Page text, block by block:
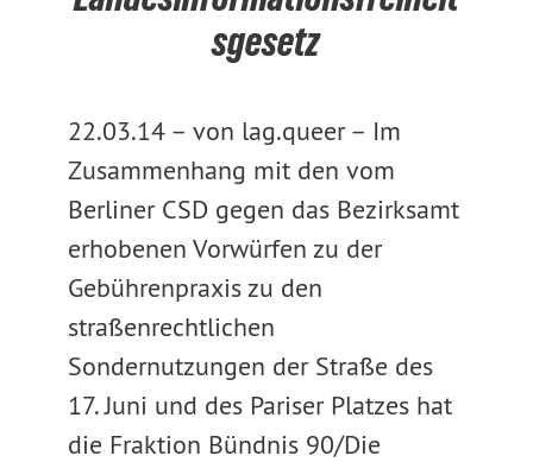
sgesetz
22.03.14 – von lag.queer – Im
Zusammenhang mit den vom
Berliner CSD gegen das Bezirksamt
erhobenen Vorwürfen zu der
Gebührenpraxis zu den
straßenrechtlichen
Sondernutzungen der Straße des
17. Juni und des Pariser Platzes hat
die Fraktion Bündnis 90/Die